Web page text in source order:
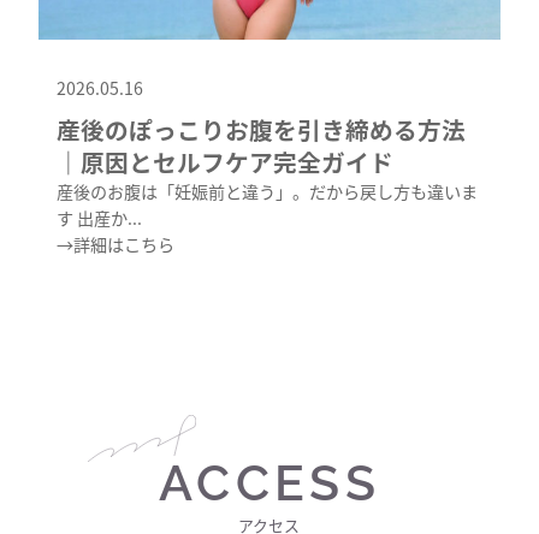
2026.05.16
産後のぽっこりお腹を引き締める方法
｜原因とセルフケア完全ガイド
産後のお腹は「妊娠前と違う」。だから戻し方も違いま
す 出産か...
→詳細はこちら
ACCESS
アクセス